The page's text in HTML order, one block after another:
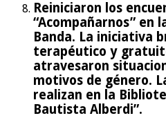
Reiniciaron los
“Acompañarnos” en
Banda. La iniciativa
terapéutico y
atravesaron
motivos de género.
realizan en la
Bautista Alberdi”.